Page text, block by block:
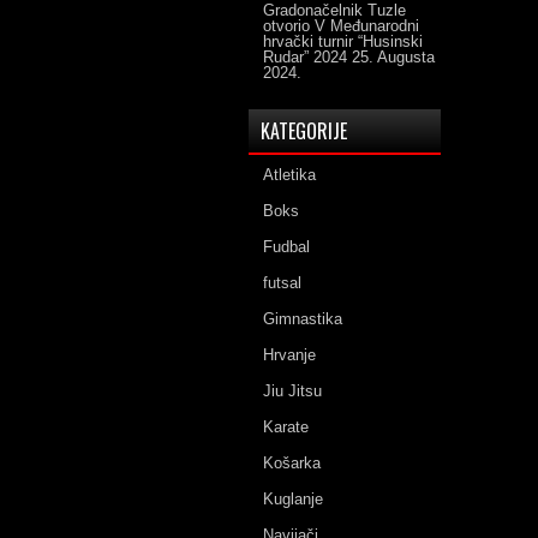
Gradonačelnik Tuzle
otvorio V Međunarodni
hrvački turnir “Husinski
Rudar” 2024 25. Augusta
2024.
KATEGORIJE
Atletika
Boks
Fudbal
futsal
Gimnastika
Hrvanje
Jiu Jitsu
Karate
Košarka
Kuglanje